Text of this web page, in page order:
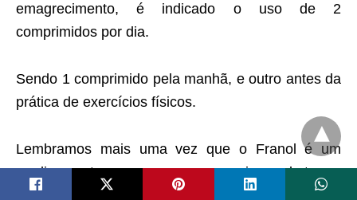
emagrecimento, é indicado o uso de 2
comprimidos por dia.
Sendo 1 comprimido pela manhã, e outro antes da
prática de exercícios físicos.
Lembramos mais uma vez que o Franol é um
medicamento e que seu uso excessivo pode trazer
riscos.